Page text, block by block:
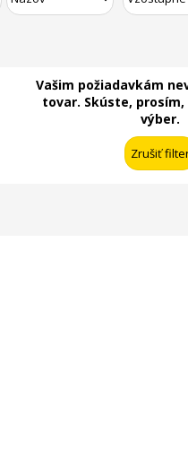
Vašim požiadavkám
tovar. Skúste,
výber.